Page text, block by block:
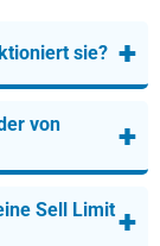
sie? +
von
+
Sell Limit+